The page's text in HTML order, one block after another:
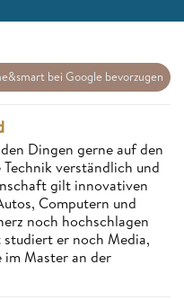
bei Google bevorzugen
Dingen gerne auf den
verständlich und
gilt innovativen
Computern und
noch hochschlagen
er noch Media,
im Master an der